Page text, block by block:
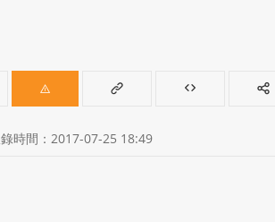
時間：2017-07-25 18:49